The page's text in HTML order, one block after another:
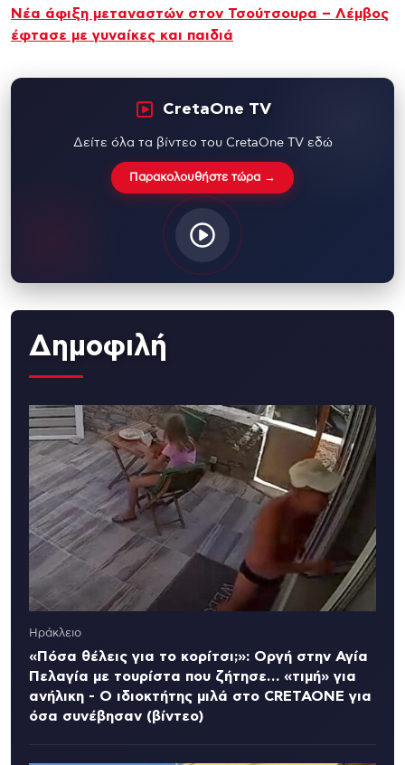
Νέα άφιξη μεταναστών στον Τσούτσουρα – Λέμβος
έφτασε με γυναίκες και παιδιά
CretaOne TV
Δείτε όλα τα βίντεο του CretaOne TV εδώ
Παρακολουθήστε τώρα →
Δημοφιλή
Ηράκλειο
«Πόσα θέλεις για το κορίτσι;»: Οργή στην Αγία
Πελαγία με τουρίστα που ζήτησε… «τιμή» για
ανήλικη - Ο ιδιοκτήτης μιλά στο CRETAONE για
όσα συνέβησαν (βίντεο)